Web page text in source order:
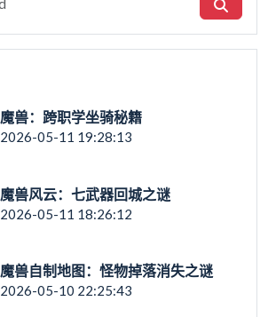
魔兽：跨职学坐骑秘籍
2026-05-11 19:28:13
魔兽风云：七武器回城之谜
2026-05-11 18:26:12
魔兽自制地图：怪物掉落消失之谜
2026-05-10 22:25:43